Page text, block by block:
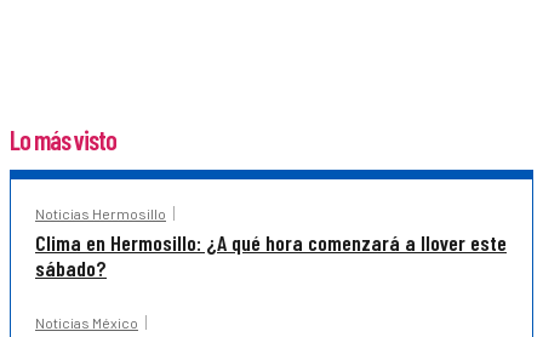
Lo más visto
Noticias Hermosillo
Clima en Hermosillo: ¿A qué hora comenzará a llover este
sábado?
Noticias México